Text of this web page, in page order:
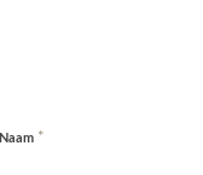
Naam *